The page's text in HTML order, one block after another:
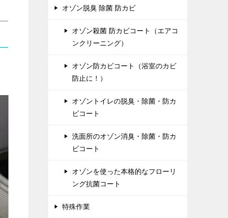
オゾン脱臭 除菌 防カビ
オゾン殺菌 防カビコート（エアコ
ンクリーニング）
オゾン防カビコート（浴室のカビ
防止に！）
オゾントイレの脱臭・除菌・防カ
ビコート
洗面所のオゾン消臭・除菌・防カ
ビコート
オゾンを使った本格的なフローリ
ング抗菌コート
特殊作業